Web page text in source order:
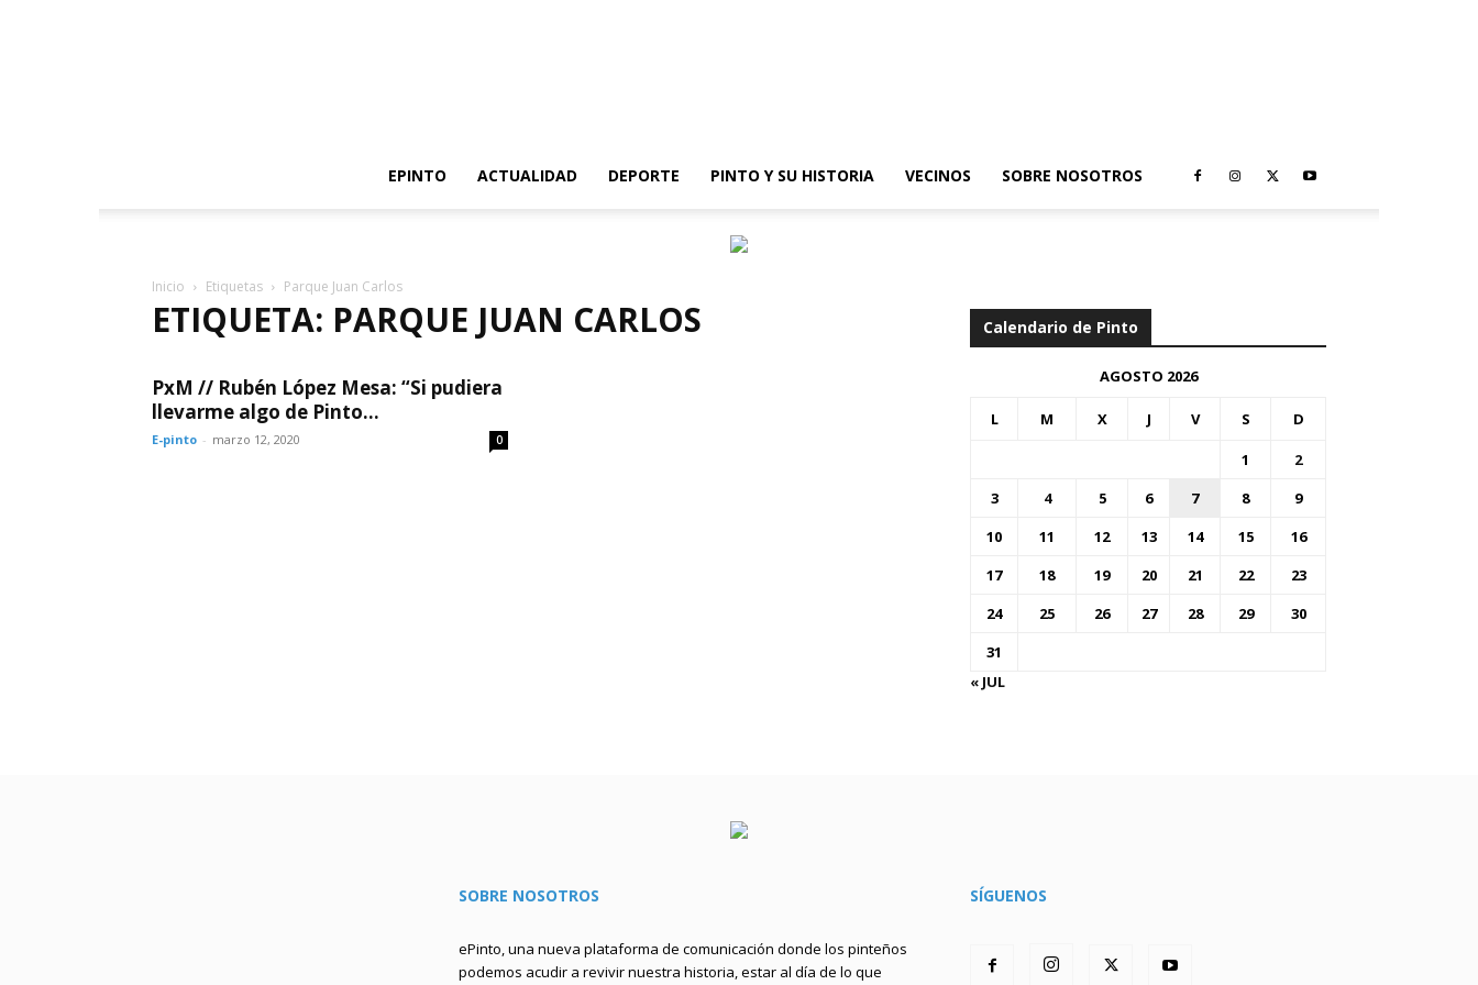
EPINTO
ACTUALIDAD DEPORTE PINTO Y SU HISTORIA VECINOS SOBRE NOSOTROS
Inicio Etiquetas Parque Juan Carlos
ETIQUETA: PARQUE JUAN CARLOS
PxM // Rubén López Mesa: “Si pudiera
llevarme algo de Pinto...
E-pinto - marzo 12, 2020 0
Calendario de Pinto
AGOSTO 2026
L M X J V S D
1
2
3
4 5 6 7 8
9
10
11 12 13 14 15
16
17
18 19 20 21 22
23
24
25 26 27 28 29
30
31
« JUL
SOBRE NOSOTROS
ePinto, una nueva plataforma de comunicación donde los pinteños
podemos acudir a revivir nuestra historia, estar al día de lo que
SÍGUENOS